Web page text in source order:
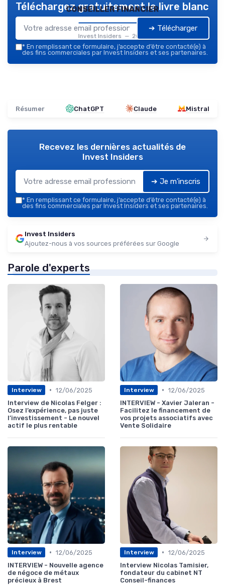
conseiller financier
Invest Insiders — 2026
Téléchargez gratuitement le livre blanc
➔ Télécharger
* En remplissant ce formulaire, j’accepte d’être contacté(e) à
des fins commerciales par Invest Insiders et ses partenaires.
Résumer ChatGPT Claude Mistral
Recevez les dernières actualités de
Invest Insiders
➔ Je m'inscris
* En remplissant ce formulaire, j’accepte d’être contacté(e) à
des fins commerciales par Invest Insiders et ses partenaires.
Invest Insiders
Ajoutez-nous à vos sources préférées sur Google
Parole d'experts
Interview • 12/06/2025
Interview de Nicolas Felger :
Osez l’expérience, pas juste
l’investissement - Le nouvel
actif le plus rentable
Interview • 12/06/2025
INTERVIEW - Xavier Jaleran -
Facilitez le financement de
vos projets associatifs avec
Vente Solidaire
Interview • 12/06/2025
INTERVIEW - Nouvelle agence
de négoce de métaux
précieux à Brest
Interview • 12/06/2025
Interview Nicolas Tamisier,
fondateur du cabinet NT
Conseil-finances